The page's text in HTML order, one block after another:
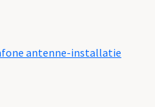
antenne-installatie